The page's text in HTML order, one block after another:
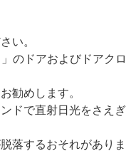
い。
のドアおよびドアク
勧めします。
で直射日光をさえぎ
するおそれがありま